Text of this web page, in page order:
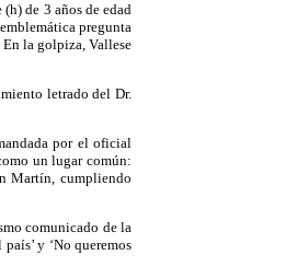
de 3 años de edad
pregunta
la golpiza, Vallese
letrado del Dr.
por el oficial
un lugar común:
Martín, cumpliendo
comunicado de la
y ‘No queremos